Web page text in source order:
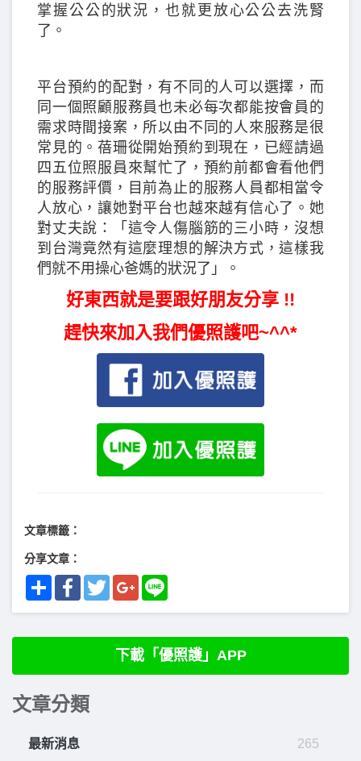
掌握公公的狀況，也就更放心公公去洗腎
了。
平台預約的配對，有不同的人可以選擇，而
同一個照顧服務員也未必每次都能按會員的
需求時間接案，所以由不同的人來服務是很
常見的。蓓珊從開始預約到現在，已經請過
四五位照服員來幫忙了，預約前都會看他們
的服務評價，目前為止的服務人員都相當令
人放心，讓她對平台也越來越有信心了。她
對丈夫說：「這令人傷腦筋的三小時，沒想
到台灣竟然有這麼理想的解決方式，這樣我
們就不用操心爸媽的狀況了」。
好東西就是要跟好朋友分享 !!
趕快來加入我們優照護吧~^^*
文章標籤：
分享文章：
Share FacebookTwitterGoogle+
下載「優照護」APP
文章分類
最新消息 265